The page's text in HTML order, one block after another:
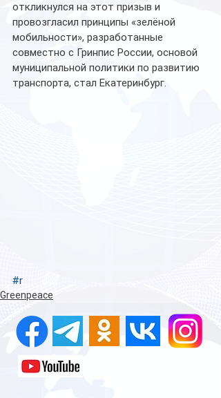
откликнулся на этот призыв и
провозгласил принципы «зелёной
мобильности», разработанные
совместно с Гринпис России, основой
муниципальной политики по развитию
транспорта, стал Екатеринбург.
#r
Greenpeace